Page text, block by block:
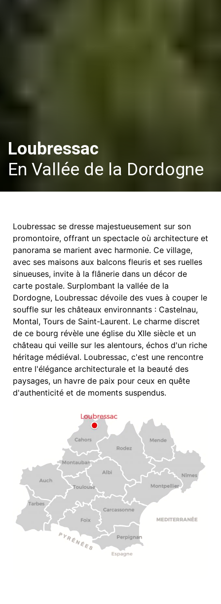
Loubressac
En Vallée de la Dordogne
Loubressac se dresse majestueusement sur son
promontoire, offrant un spectacle où architecture et
panorama se marient avec harmonie. Ce village,
avec ses maisons aux balcons fleuris et ses ruelles
sinueuses, invite à la flânerie dans un décor de
carte postale. Surplombant la vallée de la
Dordogne, Loubressac dévoile des vues à couper le
souffle sur les châteaux environnants : Castelnau,
Montal, Tours de Saint-Laurent. Le charme discret
de ce bourg révèle une église du XIIe siècle et un
château qui veille sur les alentours, échos d'un riche
héritage médiéval. Loubressac, c'est une rencontre
entre l'élégance architecturale et la beauté des
paysages, un havre de paix pour ceux en quête
d'authenticité et de moments suspendus.